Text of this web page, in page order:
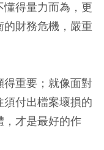
得量力而為，更
財務危機，嚴重
得重要；就像面對
付出檔案壞損的
，才是最好的作